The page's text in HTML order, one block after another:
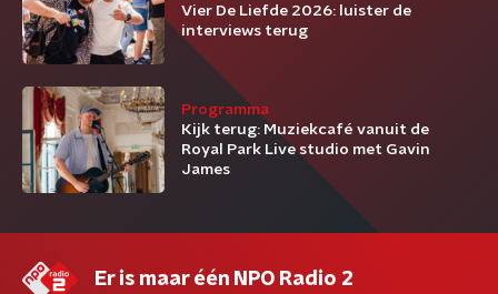
Vier De Liefde 2026: luister de
interviews terug
Programma
Kijk terug: Muziekcafé vanuit de
Royal Park Live studio met Gavin
James
Er is maar één NPO Radio 2